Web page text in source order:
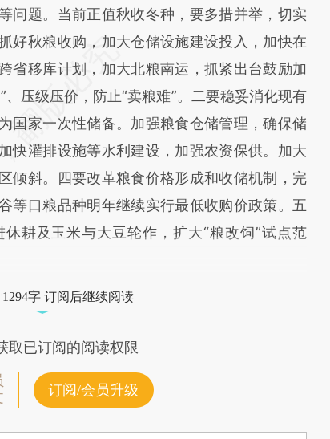
问题。当前正值秋收冬种，要多措并举，切实
好秋粮收购，加大仓储设施建设投入，加快在
省移库计划，加大北粮南运，抓紧出台鼓励加
压级压价，防止“卖粮难”。二要稳妥消化现有
国家一次性储备。加强粮食仓储管理，确保储
快灌排设施等水利建设，加强农资保供。加大
倾斜。四要改革粮食价格形成和收储机制，完
等口粮品种明年继续实行最低收购价政策。五
耕及玉米与大豆轮作，扩大“粮改饲”试点范
字 订阅后继续阅读
取已订阅的阅读权限
订阅/会员升级